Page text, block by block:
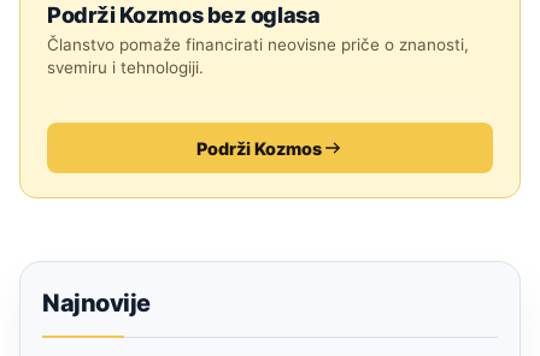
Podrži Kozmos bez oglasa
Članstvo pomaže financirati neovisne priče o znanosti,
svemiru i tehnologiji.
Podrži Kozmos
Najnovije